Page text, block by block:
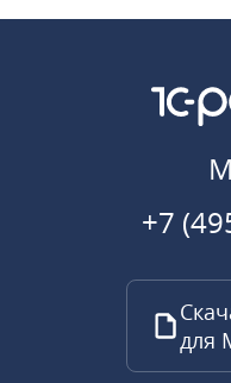
+7
для